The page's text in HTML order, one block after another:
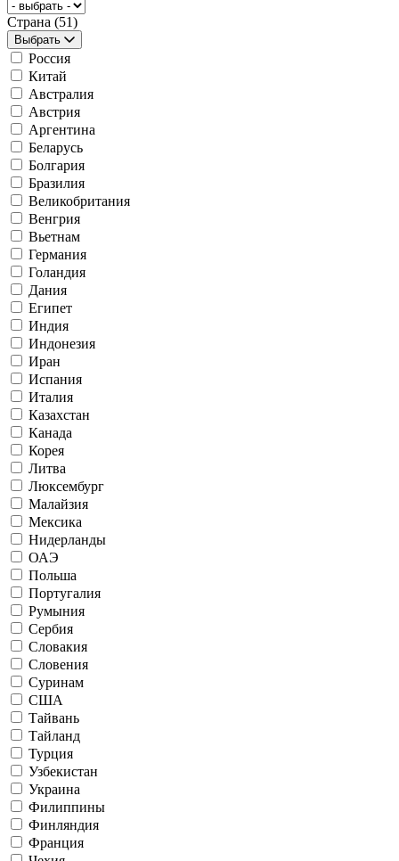
Страна (51)
Выбрать
Россия
Китай
Австралия
Австрия
Аргентина
Беларусь
Болгария
Бразилия
Великобритания
Венгрия
Вьетнам
Германия
Голандия
Дания
Египет
Индия
Индонезия
Иран
Испания
Италия
Казахстан
Канада
Корея
Литва
Люксембург
Малайзия
Мексика
Нидерланды
ОАЭ
Польша
Португалия
Румыния
Сербия
Словакия
Словения
Суринам
США
Тайвань
Тайланд
Турция
Узбекистан
Украина
Филиппины
Финляндия
Франция